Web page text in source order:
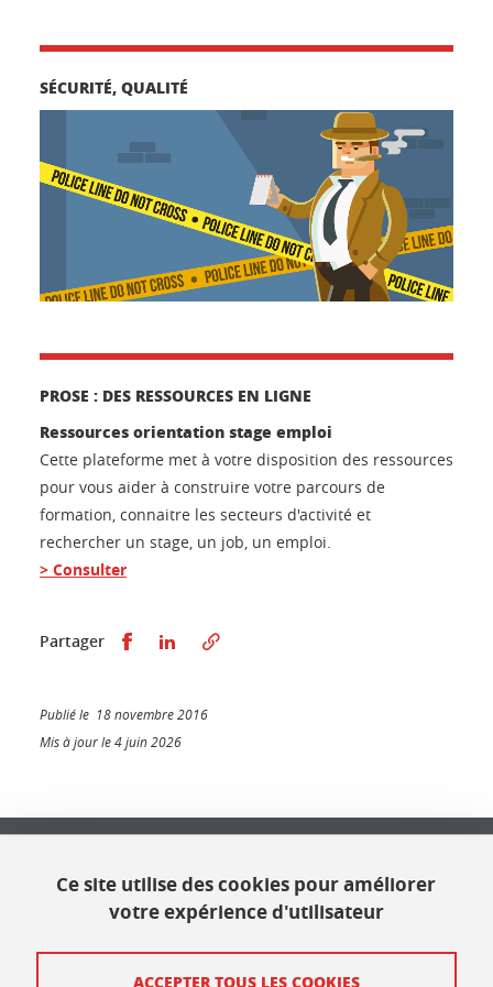
SÉCURITÉ, QUALITÉ
PROSE : DES RESSOURCES EN LIGNE
Ressources orientation stage emploi
Cette plateforme met à votre disposition des ressources
pour vous aider à construire votre parcours de
formation, connaitre les secteurs d'activité et
rechercher un stage, un job, un emploi.
> Consulter
Partager Partager sur Facebook
Partager sur LinkedIn
Publié le 18 novembre 2016
Mis à jour le 4 juin 2026
621 avenue Centrale
38400 Saint Martin d'Hères
Ce site utilise des cookies pour améliorer
votre expérience d'utilisateur
ACCEPTER TOUS LES COOKIES